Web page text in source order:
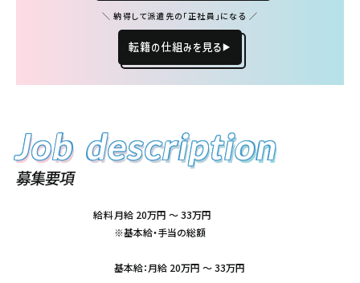
＼ 納得して派遣先の「正社員」になる ／
転籍の仕組みを見る
Job description
Job description
募集要項
給料月給 20万円 〜 33万円
※基本給・手当の総額
基本給：月給 20万円 〜 33万円